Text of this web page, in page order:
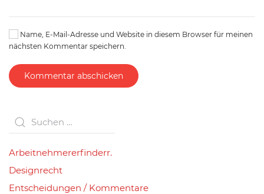
Name, E-Mail-Adresse und Website in diesem Browser für meinen
nächsten Kommentar speichern.
Kommentar abschicken
Arbeitnehmererfinderr.
Designrecht
Entscheidungen / Kommentare